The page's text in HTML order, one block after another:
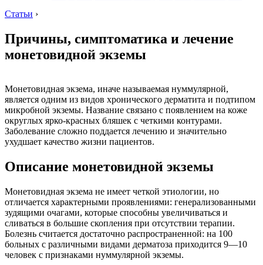
Статьи ›
Причины, симптоматика и лечение
монетовидной экземы
Монетовидная экзема, иначе называемая нуммулярной,
является одним из видов хронического дерматита и подтипом
микробной экземы. Название связано с появлением на коже
округлых ярко-красных бляшек с четкими контурами.
Заболевание сложно поддается лечению и значительно
ухудшает качество жизни пациентов.
Описание монетовидной экземы
Монетовидная экзема не имеет четкой этиологии, но
отличается характерными проявлениями: генерализованными
зудящими очагами, которые способны увеличиваться и
сливаться в большие скопления при отсутствии терапии.
Болезнь считается достаточно распространенной: на 100
больных с различными видами дерматоза приходится 9—10
человек с признаками нуммулярной экземы.